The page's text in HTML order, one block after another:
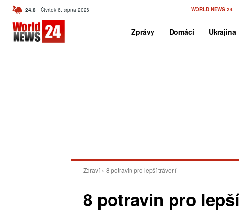
24.8 C Czech
Čtvrtek 6. srpna 2026 WORLD NEWS 24
Zprávy Domácí Ukrajina
Zdraví 8 potravin pro lepší trávení
8 potravin pro